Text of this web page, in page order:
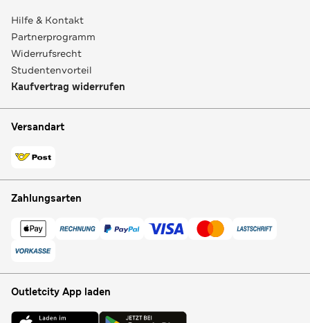
Hilfe & Kontakt
Partnerprogramm
Widerrufsrecht
Studentenvorteil
Kaufvertrag widerrufen
Versandart
Zahlungsarten
Outletcity App laden